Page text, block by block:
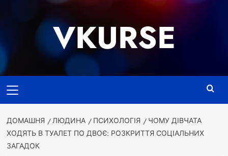
VKURSE
меню
ДОМАШНЯ ЛЮДИНА ПСИХОЛОГІЯ
ЧОМУ ДІВЧАТА
ХОДЯТЬ В ТУАЛЕТ ПО ДВОЄ: РОЗКРИТТЯ СОЦІАЛЬНИХ
ЗАГАДОК